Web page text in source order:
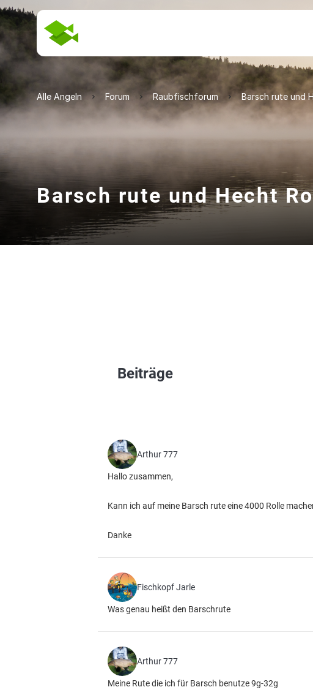
Alle Angeln Forum Raubfischforum Barsch rute und
Barsch rute und Hecht
Beiträge
Arthur 777
Hallo zusammen,
Kann ich auf meine Barsch rute eine 4000 Rolle
Danke
Fischkopf Jarle
Was genau heißt den Barschrute
Arthur 777
Meine Rute die ich für Barsch benutze 9g-32g